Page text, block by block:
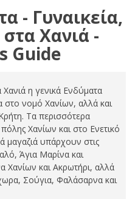
- Γυναικεία,
Χανιά -
Guide
η γενικά Ενδύματα
νομό Χανίων, αλλά και
Τα περισσότερα
Χανίων και στο Ενετικό
μαγαζιά υπάρχουν στις
Άγια Μαρίνα και
και Ακρωτήρι, αλλά
Σούγια, Φαλάσαρνα και